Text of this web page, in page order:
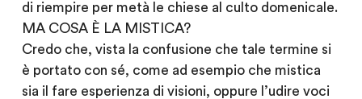
di riempire per metà le chiese al culto domenicale.
MA COSA È LA MISTICA?
Credo che, vista la confusione che tale termine si
è portato con sé, come ad esempio che mistica
sia il fare esperienza di visioni, oppure l’udire voci